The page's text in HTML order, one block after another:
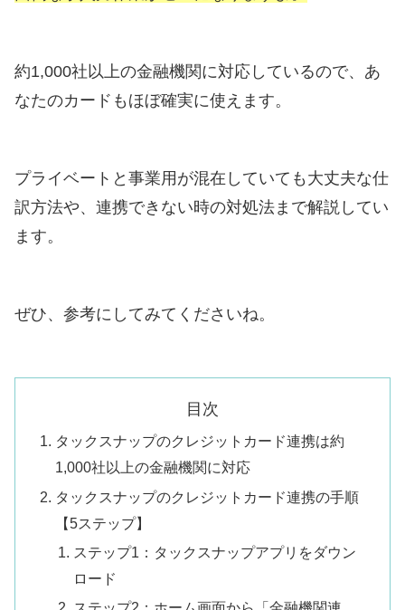
約1,000社以上の金融機関に対応しているので、あ
なたのカードもほぼ確実に使えます。
プライベートと事業用が混在していても大丈夫な仕
訳方法や、連携できない時の対処法まで解説してい
ます。
ぜひ、参考にしてみてくださいね。
目次
タックスナップのクレジットカード連携は約
1,000社以上の金融機関に対応
タックスナップのクレジットカード連携の手順
【5ステップ】
ステップ1：タックスナップアプリをダウン
ロード